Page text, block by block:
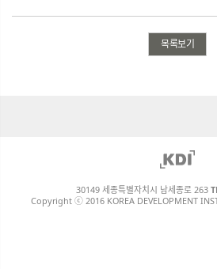
목록보기
30149 세종특별자치시 남세종로 263
Copyright ⓒ 2016 KOREA DEVELOPMENT